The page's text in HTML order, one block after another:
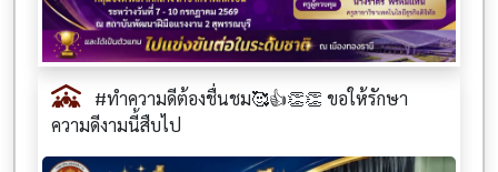
#ทำความดีต้องชื่นชม🥰👍👏👏 ขอให้รักษา
ความดีงามนี้สืบไป